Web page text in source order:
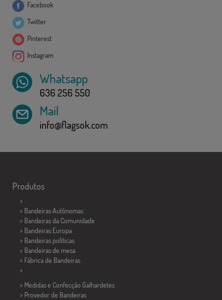
Facebook
Twitter
Pinterest
Instagram
Whatsapp
636 256 550
Mail
info@flagsok.com
Produtos
>
> Bandeiras Autônomas
> Bandeiras da Comunidade
> Bandeiras Europa
> Bandeiras políticas
> Bandeiras de mesa
> Fábrica de Bandeiras
>
> Medidas e Confecção Galhardetes
> Provedor de Bandeiras